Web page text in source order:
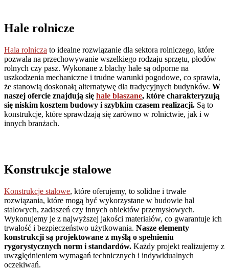
Hale rolnicze
Hala rolnicza to idealne rozwiązanie dla sektora rolniczego, które
pozwala na przechowywanie wszelkiego rodzaju sprzętu, płodów
rolnych czy pasz. Wykonane z blachy hale są odporne na
uszkodzenia mechaniczne i trudne warunki pogodowe, co sprawia,
że stanowią doskonałą alternatywę dla tradycyjnych budynków. W
naszej ofercie znajdują się hale blaszane, które charakteryzują
się niskim kosztem budowy i szybkim czasem realizacji. Są to
konstrukcje, które sprawdzają się zarówno w rolnictwie, jak i w
innych branżach.
Konstrukcje stalowe
Konstrukcje stalowe, które oferujemy, to solidne i trwałe
rozwiązania, które mogą być wykorzystane w budowie hal
stalowych, zadaszeń czy innych obiektów przemysłowych.
Wykonujemy je z najwyższej jakości materiałów, co gwarantuje ich
trwałość i bezpieczeństwo użytkowania. Nasze elementy
konstrukcji są projektowane z myślą o spełnieniu
rygorystycznych norm i standardów. Każdy projekt realizujemy z
uwzględnieniem wymagań technicznych i indywidualnych
oczekiwań.